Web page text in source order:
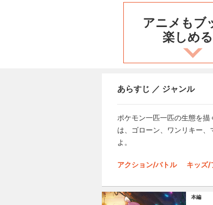
アニメもブ
楽しめる
あらすじ ／ ジャンル
ポケモン一匹一匹の生態を
は、ゴローン、ワンリキー
よ。
アクション/バトル キッズ/
本編